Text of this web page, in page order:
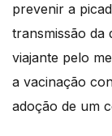
prevenir a
transmissão da
viajante pelo
a vacinação
adoção de um